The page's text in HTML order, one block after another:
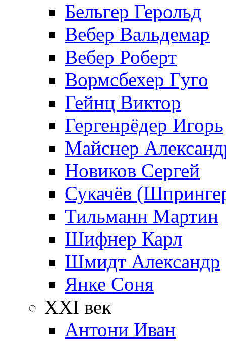
Бельгер Герольд
Вебер Вальдемар
Вебер Роберт
Вормсбехер Гуго
Гейнц Виктор
Гергенрёдер Игорь
Майснер
Новиков Сергей
Сукачёв
Тильманн Мартин
Шифнер Карл
Шмидт Александр
Янке Соня
XXI век
Антони Иван